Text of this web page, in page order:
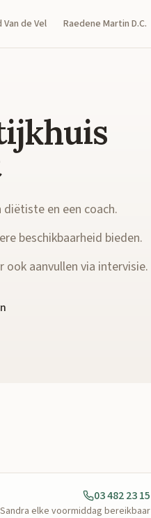
Van de Vel Raedene Martin D.C.
en een coach.
beschikbaarheid bieden.
ook aanvullen via intervisie.
03 482 23 15
elke voormiddag bereikbaar